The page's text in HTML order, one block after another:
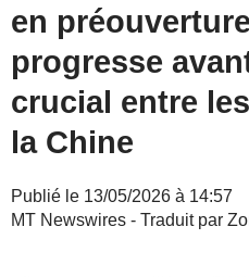
en
progresse
crucial entre
la Chine
Publié le 13/05/2026 à 14:57
MT Newswires - Traduit par